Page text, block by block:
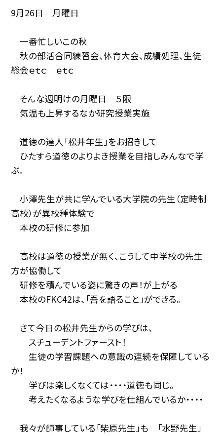
9月26日 月曜日
一番忙しいこの秋
秋の部活合同練習会、体育大会、成績処理、生徒
総会ｅｔｃ ｅｔｃ
そんな週明けの月曜日 ５限
気温も上昇するなか研究授業実施
道徳の達人「松井年生」をお招きして
ひたすら道徳のよりよき授業を目指しみんなで学
ぶ。
小澤先生が共に学んでいる大学院の先生（定時制
高校）が異校種体験で
本校の研修に参加
高校は道徳の授業が無く、こうして中学校の先生
方が協働して
研修を積んでいる姿に驚きの声！が上がる
本校のFKC42は、「吾を語ること」ができる。
さて今日の松井先生からの学びは、
スチューデントファースト！
生徒の学習課題への意識の連続を保障している
か！
学びは楽しくなくては・・・・道徳も同じ。
考えたくなるような学びを仕組んでいるか・・・・
我々が師事している「柴原先生」も 「水野先生」